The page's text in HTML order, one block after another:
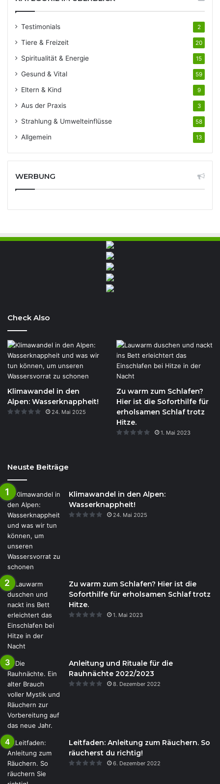
Testimonials 2
Tiere & Freizeit 20
Spiritualität & Energie 15
Gesund & Vital 59
Eltern & Kind 9
Aus der Praxis 3
Strahlung & Umwelteinflüsse 58
Allgemein 13
WERBUNG
Check Also
Klimawandel in den
Alpen: Wasserknappheit!
24. Mai 2025
Zu warm zum Schlafen?
Hier ist die Soforthilfe für
erholsamen Schlaf trotz
Hitze.
1. Mai 2023
Neuste Beiträge
Klimawandel in den Alpen:
Wasserknappheit!
24. Mai 2025
Zu warm zum Schlafen? Hier ist die
Soforthilfe für erholsamen Schlaf trotz
Hitze.
1. Mai 2023
Anleitung und Rituale für die
Rauhnächte 2022/2023
8. Dezember 2022
Leitfaden: Anleitung zum Räuchern. So
räucherst du richtig!
6. Dezember 2022